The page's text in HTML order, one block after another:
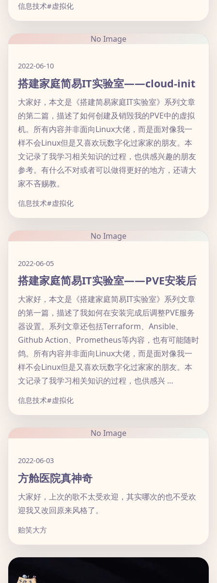
信息技术#虚拟化
No Image
2022-06-10
搭建家庭简易IT实验室——cloud-init
大家好，本文是《搭建简易家庭IT实验室》系列文章
的第二篇，描述了如何创建及销毁我的PVE中的虚拟
机。所有内容并非面向Linux大佬，而是面对像我一
样不会Linux但是又喜欢玩数字化过家家的朋友。本
文记录了我学习相关知识的过程，也供感兴趣的朋友
参考。有什么不对或者可以做得更好的地方，还请大
家不吝赐教。
信息技术#虚拟化
No Image
2022-06-05
搭建家庭简易IT实验室——PVE安装后
大家好，本文是《搭建家庭简易IT实验室》系列文章
的第一篇，描述了我如何在安装完成后调整PVE服务
器设置。系列文章还包括Terraform、Ansible、
Github Action、Prometheus等内容，也有可能随时
鸽。所有内容并非面向Linux大佬，而是面对像我一
样不会Linux但是又喜欢玩数字化过家家的朋友。本
文记录了我学习相关知识的过程，也供感兴 …
信息技术#虚拟化
No Image
2022-06-03
方舱医院真神奇
大家好，上次的歌不太受欢迎，其实哪次的也不受欢
迎我又改回原来风格了。
贻笑大方